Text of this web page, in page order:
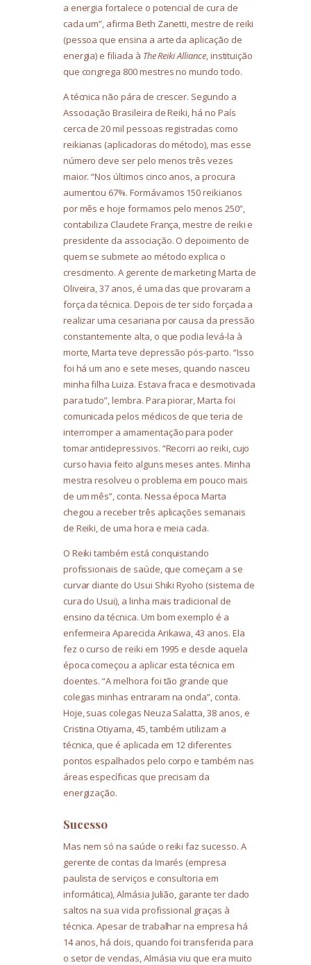
a energia fortalece o potencial de cura de
cada um”, afirma Beth Zanetti, mestre de reiki
(pessoa que ensina a arte da aplicação de
energia) e filiada à The Reiki Alliance, instituição
que congrega 800 mestres no mundo todo.
A técnica não pára de crescer. Segundo a
Associação Brasileira de Reiki, há no País
cerca de 20 mil pessoas registradas como
reikianas (aplicadoras do método), mas esse
número deve ser pelo menos três vezes
maior. “Nos últimos cinco anos, a procura
aumentou 67%. Formávamos 150 reikianos
por mês e hoje formamos pelo menos 250”,
contabiliza Claudete França, mestre de reiki e
presidente da associação. O depoimento de
quem se submete ao método explica o
crescimento. A gerente de marketing Marta de
Oliveira, 37 anos, é uma das que provaram a
força da técnica. Depois de ter sido forçada a
realizar uma cesariana por causa da pressão
constantemente alta, o que podia levá-la à
morte, Marta teve depressão pós-parto. “Isso
foi há um ano e sete meses, quando nasceu
minha filha Luiza. Estava fraca e desmotivada
para tudo”, lembra. Para piorar, Marta foi
comunicada pelos médicos de que teria de
interromper a amamentação para poder
tomar antidepressivos. “Recorri ao reiki, cujo
curso havia feito alguns meses antes. Minha
mestra resolveu o problema em pouco mais
de um mês”, conta. Nessa época Marta
chegou a receber três aplicações semanais
de Reiki, de uma hora e meia cada.
O Reiki também está conquistando
profissionais de saúde, que começam a se
curvar diante do Usui Shiki Ryoho (sistema de
cura do Usui), a linha mais tradicional de
ensino da técnica. Um bom exemplo é a
enfermeira Aparecida Arikawa, 43 anos. Ela
fez o curso de reiki em 1995 e desde aquela
época começou a aplicar esta técnica em
doentes. “A melhora foi tão grande que
colegas minhas entraram na onda”, conta.
Hoje, suas colegas Neuza Salatta, 38 anos, e
Cristina Otiyama, 45, também utilizam a
técnica, que é aplicada em 12 diferentes
pontos espalhados pelo corpo e também nas
áreas específicas que precisam da
energização.
Sucesso
Mas nem só na saúde o reiki faz sucesso. A
gerente de contas da Imarés (empresa
paulista de serviços e consultoria em
informática), Almásia Julião, garante ter dado
saltos na sua vida profissional graças à
técnica. Apesar de trabalhar na empresa há
14 anos, há dois, quando foi transferida para
o setor de vendas, Almásia viu que era muito